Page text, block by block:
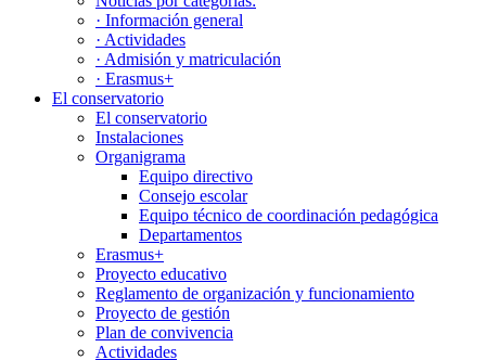
· Información general
· Actividades
· Admisión y matriculación
· Erasmus+
El conservatorio
El conservatorio
Instalaciones
Organigrama
Equipo directivo
Consejo escolar
Equipo técnico de coordinación pedagógica
Departamentos
Erasmus+
Proyecto educativo
Reglamento de organización y funcionamiento
Proyecto de gestión
Plan de convivencia
Actividades